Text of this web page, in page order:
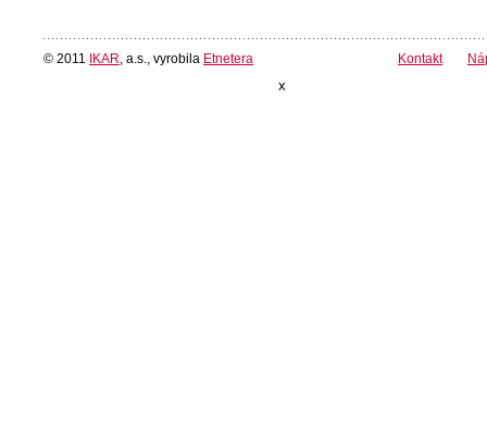
© 2011 IKAR , a.s., vyrobila Etnetera Kontakt
x